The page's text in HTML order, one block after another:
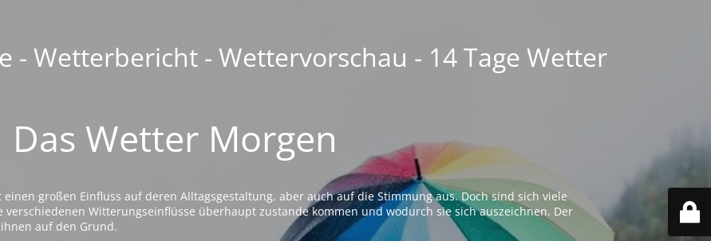
- Wetterbericht - Wettervorschau - 14 Tage Wetter
Das Wetter Morgen
großen Einfluss auf deren Alltagsgestaltung, aber auch auf die Stimmung aus. Doch sind sich viele
Witterungseinflüsse überhaupt zustande kommen und wodurch sie sich auszeichnen. Der
auf den Grund.